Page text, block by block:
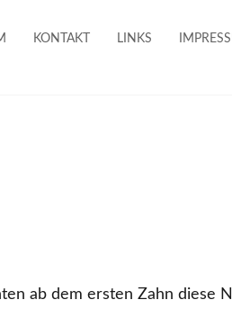
KONTAKT LINKS
ab dem ersten Zahn diese